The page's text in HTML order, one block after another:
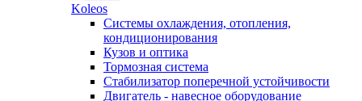
Koleos
Системы охлаждения, отопления,
кондиционирования
Кузов и оптика
Тормозная система
Стабилизатор поперечной устойчивости
Двигатель - навесное оборудование